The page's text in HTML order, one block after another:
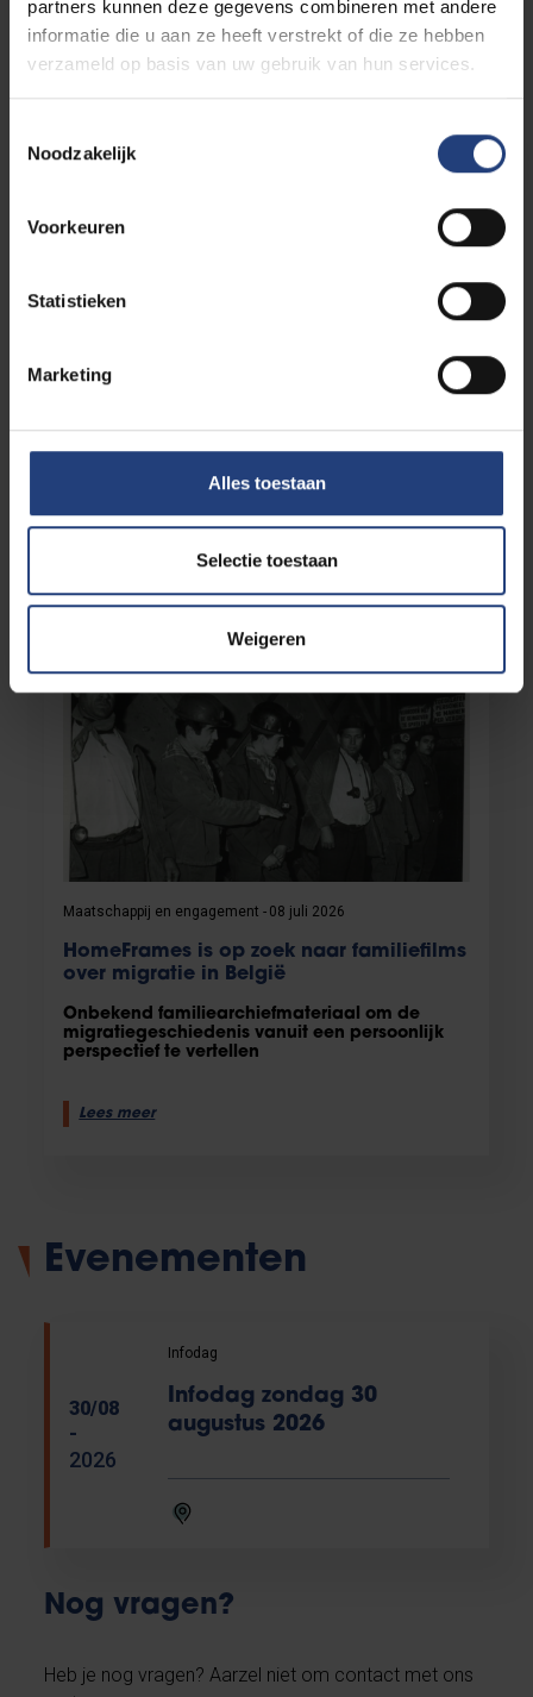
partners kunnen deze gegevens combineren met andere
informatie die u aan ze heeft verstrekt of die ze hebben
verzameld op basis van uw gebruik van hun services.
Noodzakelijk
Voorkeuren
Statistieken
Marketing
Alles toestaan
Selectie toestaan
Weigeren
Opinie VUB-onderzoeker Dennis Vanden
Auweele in De Morgen
Lees meer
omzeild worden door de verantwoordelijkheid
Lees meer
Maatschappij en engagement 08 juli 2026
HomeFrames is op zoek naar familiefilms
over migratie in België
Onbekend familiearchiefmateriaal om de
migratiegeschiedenis vanuit een persoonlijk
perspectief te vertellen
Lees meer
Evenementen
30/08
-
2026
Infodag
Infodag zondag 30
augustus 2026
Nog vragen?
Heb je nog vragen? Aarzel niet om contact met ons